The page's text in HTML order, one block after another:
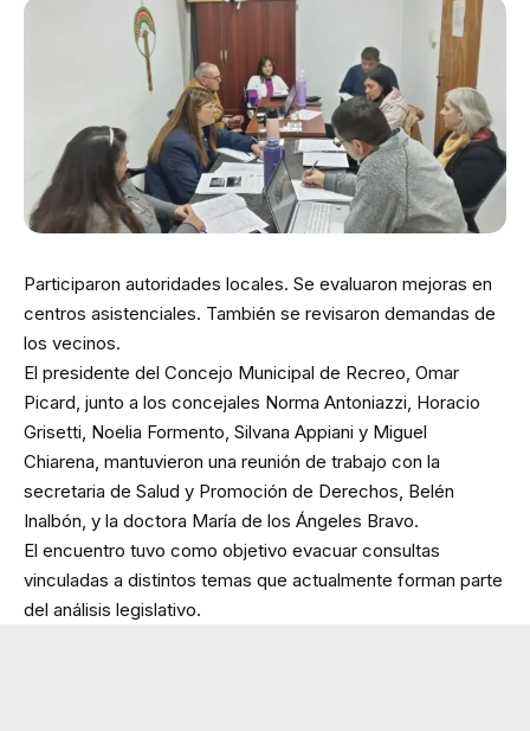
Participaron autoridades locales. Se evaluaron mejoras en
centros asistenciales. También se revisaron demandas de
los vecinos.
El presidente del Concejo Municipal de Recreo, Omar
Picard, junto a los concejales Norma Antoniazzi, Horacio
Grisetti, Noelia Formento, Silvana Appiani y Miguel
Chiarena, mantuvieron una reunión de trabajo con la
secretaria de Salud y Promoción de Derechos, Belén
Inalbón, y la doctora María de los Ángeles Bravo.
El encuentro tuvo como objetivo evacuar consultas
vinculadas a distintos temas que actualmente forman parte
del análisis legislativo.